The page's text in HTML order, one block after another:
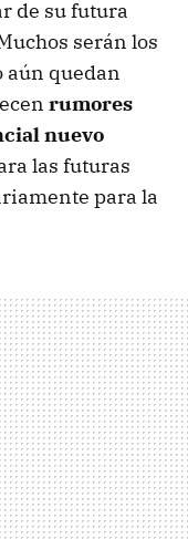
de su futura
serán los
aún quedan
rumores
nuevo
las futuras
para la